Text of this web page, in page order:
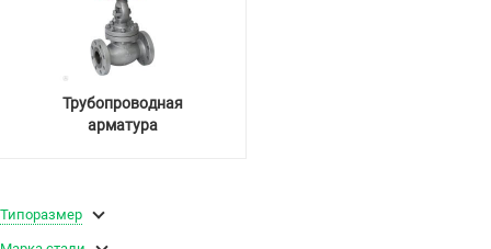
Трубопроводная
арматура
Типоразмер